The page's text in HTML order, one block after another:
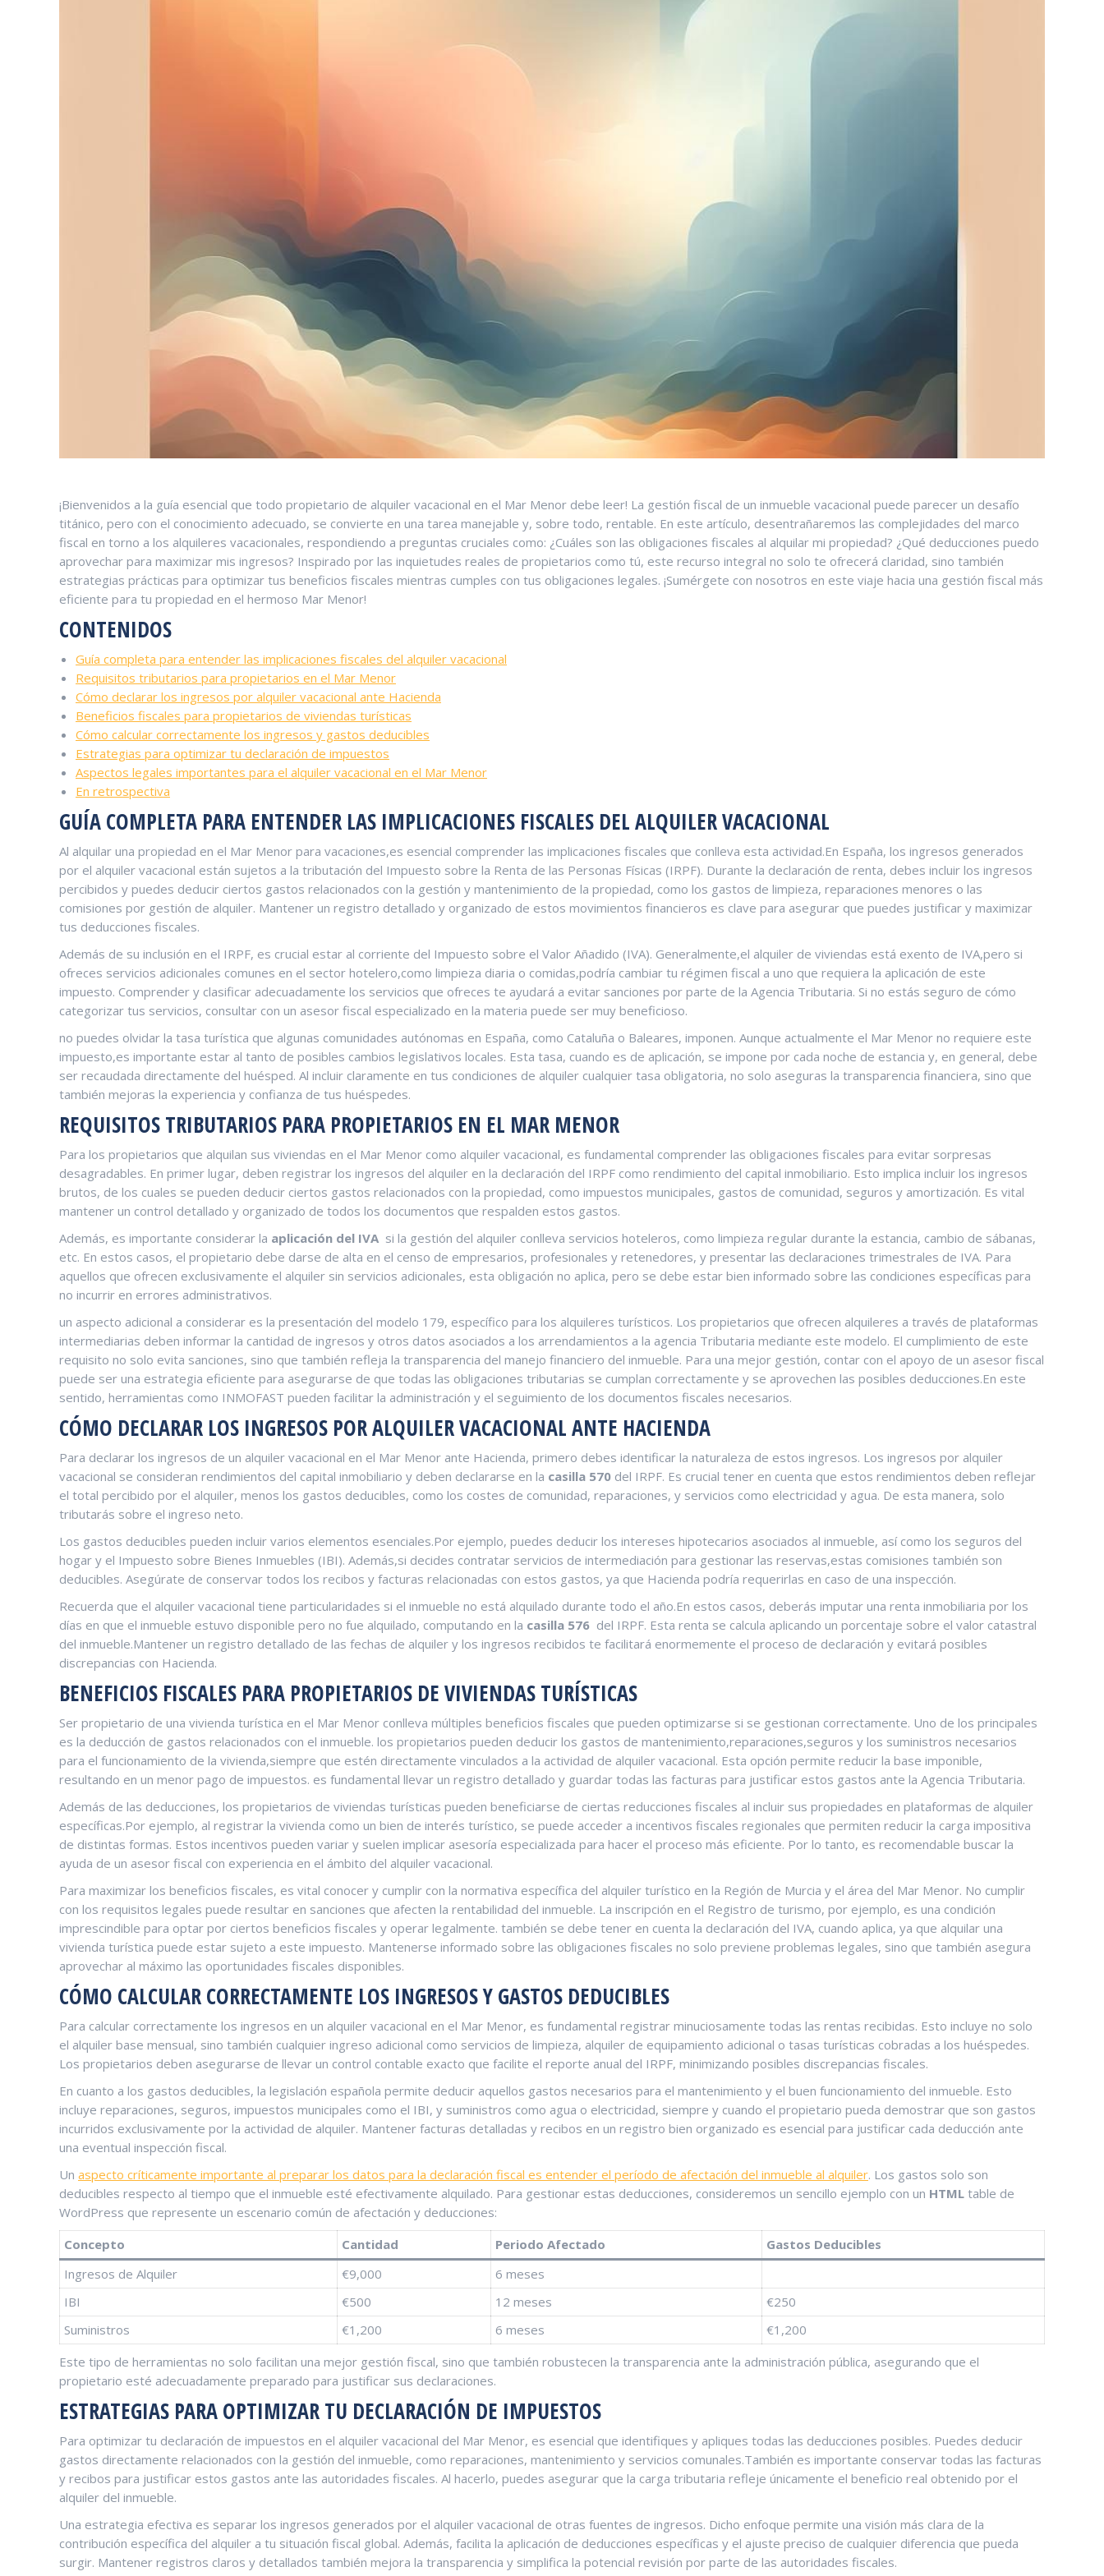
¡Bienvenidos a la guía⁤ esencial que todo propietario ‌de​ alquiler vacacional en el⁤ Mar Menor debe leer! La gestión fiscal de un inmueble vacacional puede parecer un desafío
titánico, pero con el conocimiento adecuado, se convierte en una tarea⁢ manejable⁤ y, sobre todo, rentable. En este ‍artículo, desentrañaremos las complejidades del marco
fiscal en torno ‌a ​los‍ alquileres vacacionales, respondiendo a preguntas cruciales como: ¿Cuáles son las obligaciones fiscales al alquilar mi⁣ propiedad?​ ¿Qué deducciones puedo
aprovechar para maximizar mis ingresos?⁤ Inspirado por las inquietudes reales⁢ de propietarios como tú, este⁢ recurso integral no solo te ofrecerá claridad, sino también⁤
estrategias⁤ prácticas para optimizar tus beneficios fiscales mientras cumples con tus obligaciones legales. ¡Sumérgete con nosotros en⁢ este ⁤viaje hacia una gestión ​fiscal más​
eficiente para tu propiedad en el hermoso Mar Menor!
CONTENIDOS
Guía​ completa para entender las implicaciones fiscales del alquiler⁢ vacacional
Requisitos tributarios para propietarios en el ⁢Mar Menor
Cómo declarar los ingresos ⁢por alquiler vacacional ante Hacienda
Beneficios fiscales⁢ para propietarios de viviendas turísticas
Cómo calcular⁢ correctamente los ⁣ingresos y gastos deducibles
Estrategias para ⁤optimizar tu declaración de impuestos
Aspectos legales importantes para el alquiler vacacional en ⁤el Mar Menor
En retrospectiva
GUÍA COMPLETA ⁣PARA ENTENDER LAS IMPLICACIONES FISCALES DEL ALQUILER VACACIONAL
Al alquilar una propiedad en el Mar Menor para vacaciones,es ‍esencial ​comprender las implicaciones fiscales que conlleva ⁢esta actividad.En España, los ingresos generados
por el alquiler vacacional ⁢están sujetos a la tributación del Impuesto ​sobre la Renta de las Personas Físicas (IRPF). Durante la declaración de renta, debes incluir los ingresos
percibidos y puedes‌ deducir ciertos‌ gastos relacionados con la gestión y mantenimiento de ⁣la propiedad, como ​los gastos de limpieza, reparaciones menores o las
comisiones por gestión de‍ alquiler. Mantener un registro detallado y organizado de estos movimientos financieros es⁤ clave para asegurar que puedes⁣ justificar​ y maximizar
tus deducciones ​fiscales.
Además‍ de su inclusión en el IRPF, ‌es‌ crucial estar al corriente del Impuesto sobre el Valor Añadido (IVA). Generalmente,el alquiler‍ de viviendas está exento de IVA,pero si
‍ofreces ⁣servicios adicionales comunes ⁤en el sector⁤ hotelero,como limpieza diaria o comidas,podría cambiar tu régimen fiscal a uno que requiera la‌ aplicación de este
impuesto. Comprender ‍y clasificar adecuadamente los servicios que ofreces te ayudará a evitar ‍sanciones por ⁤parte de ⁤la Agencia⁤ Tributaria. Si no estás‍ seguro⁢ de cómo
categorizar tus servicios, consultar con⁣ un asesor fiscal especializado en la materia puede ser muy ​beneficioso.
no puedes olvidar la tasa turística que algunas comunidades ‌autónomas en España, ⁤como Cataluña o Baleares, imponen. Aunque‍ actualmente⁢ el Mar Menor no requiere este
impuesto,es importante estar⁤ al tanto de⁣ posibles cambios legislativos ⁢locales. Esta⁢ tasa, cuando es de aplicación, se impone por ​cada noche de estancia y, en general, debe
ser​ recaudada directamente del huésped. Al incluir claramente en tus ⁣condiciones de alquiler cualquier tasa obligatoria, no solo ⁣aseguras⁢ la transparencia financiera, sino que
también ‌mejoras la experiencia y confianza de tus‌ huéspedes.
REQUISITOS TRIBUTARIOS ‍PARA ⁢PROPIETARIOS EN EL MAR MENOR
Para los propietarios que alquilan sus viviendas ​en el⁤ Mar Menor⁣ como alquiler vacacional, es fundamental comprender las ⁤obligaciones fiscales para evitar ​sorpresas
desagradables. En primer ⁢lugar, deben‍ registrar los ingresos del alquiler en la declaración del IRPF ​como rendimiento del capital inmobiliario. Esto implica incluir los ingresos
brutos, de los cuales se pueden deducir ciertos gastos relacionados con la ‌propiedad, como impuestos municipales, gastos de ​comunidad, seguros y​ amortización. Es vital
mantener un control ⁣detallado y organizado de todos los documentos que respalden ‍estos gastos.
Además, es importante considerar la aplicación​ del ⁢IVA ‌ si la gestión del alquiler conlleva servicios hoteleros, como limpieza regular durante ⁣la estancia, cambio de sábanas,
etc. En estos casos, el propietario‍ debe darse de⁢ alta en el censo de empresarios, profesionales y retenedores, y presentar las declaraciones trimestrales de ‍IVA.‌ Para
aquellos​ que ofrecen exclusivamente el alquiler sin ‍servicios adicionales, ‍esta obligación no aplica, pero se ‍debe estar bien informado sobre las condiciones específicas ⁤para
⁢no​ incurrir en‌ errores administrativos.
un aspecto adicional a considerar es la presentación del modelo 179, específico para los alquileres turísticos. ⁢Los propietarios que ofrecen alquileres a través de plataformas
intermediarias deben informar la cantidad de ingresos y​ otros ⁣datos asociados a los arrendamientos‌ a la agencia Tributaria mediante este ⁤modelo. El cumplimiento⁣ de este
requisito no‌ solo evita sanciones, sino que también refleja ‍la transparencia del manejo financiero del inmueble. ‍Para una mejor gestión, contar con el apoyo⁢ de⁤ un asesor fiscal
puede ser‍ una estrategia eficiente para asegurarse de que todas las ‌obligaciones tributarias se cumplan correctamente y se aprovechen las posibles⁤ deducciones.En este
‍sentido, herramientas como INMOFAST pueden facilitar la ‍administración y el seguimiento de los documentos fiscales necesarios.
CÓMO‌ DECLARAR LOS INGRESOS POR ⁢ALQUILER VACACIONAL ANTE HACIENDA
Para declarar los ingresos⁢ de un alquiler vacacional en el Mar Menor ante ⁤Hacienda, primero ‌debes identificar la naturaleza de ⁤estos ingresos. Los ingresos‌ por alquiler
⁤vacacional se consideran ‌rendimientos del capital⁤ inmobiliario y deben declararse en la casilla 570 del IRPF. Es crucial ‍tener en cuenta que‌ estos rendimientos deben reflejar
el total percibido por el alquiler, menos los gastos deducibles, como los costes de comunidad, reparaciones, y servicios como electricidad y agua. De esta ⁢manera, solo
tributarás sobre el ingreso neto.
Los ‌gastos ⁤deducibles pueden incluir varios elementos esenciales.Por ejemplo,‍ puedes deducir los intereses ​hipotecarios asociados al inmueble, así como los seguros del
hogar y⁢ el Impuesto sobre Bienes Inmuebles (IBI). Además,si decides contratar ⁣servicios de intermediación para ​gestionar las reservas,estas comisiones también⁢ son
deducibles. Asegúrate de⁤ conservar todos los recibos y facturas relacionadas ⁢con estos gastos, ya que Hacienda podría requerirlas en caso⁣ de una inspección.
Recuerda que el alquiler⁣ vacacional⁤ tiene‌ particularidades si​ el inmueble no está alquilado durante todo ⁣el año.En estos casos, deberás imputar una‍ renta inmobiliaria por los
días en que el ‌inmueble⁤ estuvo disponible‌ pero no fue alquilado, computando en la casilla⁢ 576 ‌ del IRPF. Esta renta se ⁢calcula aplicando un porcentaje sobre el ​valor catastral
del inmueble.Mantener un registro detallado de las fechas de alquiler y los ingresos‍ recibidos te facilitará enormemente el proceso de declaración y evitará posibles
discrepancias con Hacienda.
BENEFICIOS FISCALES PARA⁢ PROPIETARIOS DE VIVIENDAS TURÍSTICAS
Ser propietario de​ una vivienda turística en el Mar Menor conlleva múltiples beneficios ‌fiscales que pueden optimizarse⁣ si se ‌gestionan correctamente. Uno de los principales
es la⁢ deducción de gastos relacionados con el⁢ inmueble. los propietarios​ pueden deducir los gastos⁤ de⁤ mantenimiento,reparaciones,seguros ⁢y los suministros necesarios
para el ⁤funcionamiento de la vivienda,siempre que estén directamente ​vinculados a la ⁢actividad de ‍alquiler vacacional. Esta opción permite reducir la base imponible,
resultando en un menor pago de impuestos. es fundamental llevar un⁣ registro detallado y guardar todas ‌las facturas para justificar estos gastos ante ⁤la Agencia Tributaria.
Además de las deducciones,‌ los propietarios de viviendas turísticas pueden beneficiarse de ciertas reducciones fiscales al incluir sus propiedades en‌ plataformas de alquiler
específicas.Por ejemplo, al registrar ​la ​vivienda como un‍ bien de interés turístico, se puede acceder a incentivos‍ fiscales regionales que permiten reducir la carga impositiva
de distintas formas. Estos ‍incentivos pueden variar y suelen implicar ⁤asesoría especializada‍ para ⁣hacer ⁢el proceso más eficiente. Por lo tanto, es recomendable buscar ​la
ayuda de ⁣un asesor⁢ fiscal con ⁢experiencia en el ámbito del alquiler vacacional.
Para maximizar los beneficios ⁢fiscales, es vital conocer⁣ y cumplir⁣ con la normativa específica del alquiler turístico en la Región de Murcia​ y el área del Mar Menor. ⁤No ‌cumplir
con los requisitos​ legales​ puede resultar ‌en sanciones ​que afecten la rentabilidad del⁢ inmueble. La inscripción en el ​Registro de turismo, por ejemplo, es una ⁣condición
imprescindible para optar por ciertos beneficios ⁢fiscales y operar legalmente.⁣ también se debe tener en cuenta la declaración del IVA, cuando aplica, ya que alquilar‌ una
vivienda turística puede estar sujeto a este impuesto.​ Mantenerse informado sobre ‍las obligaciones fiscales ⁣no solo previene problemas legales, sino que también ⁢asegura
aprovechar al máximo las oportunidades fiscales disponibles.
CÓMO CALCULAR CORRECTAMENTE LOS INGRESOS Y GASTOS​ DEDUCIBLES
Para calcular correctamente los ingresos en un alquiler‍ vacacional en el Mar Menor, es fundamental registrar minuciosamente todas⁣ las rentas recibidas. Esto incluye no solo
el alquiler base mensual,⁢ sino ‍también cualquier ingreso adicional como servicios de limpieza, alquiler​ de equipamiento adicional o tasas turísticas cobradas a los huéspedes.
Los propietarios deben asegurarse de llevar un control contable exacto que ⁤facilite el reporte ‍anual del IRPF, minimizando posibles discrepancias​ fiscales.
En cuanto a los gastos deducibles, la‌ legislación española permite deducir aquellos gastos⁢ necesarios para el mantenimiento y el buen funcionamiento del inmueble. Esto
incluye reparaciones, ‍seguros,‍ impuestos municipales⁢ como el IBI, ⁤y suministros como agua o ‍electricidad, siempre y⁣ cuando el propietario pueda demostrar ⁣que ⁤son gastos
incurridos exclusivamente por la actividad‌ de alquiler. Mantener facturas detalladas y recibos en ⁤un registro bien organizado es esencial ​para justificar cada deducción ante
una eventual inspección‍ fiscal.
Un⁢ aspecto críticamente importante ⁢al preparar ‍los datos para la declaración fiscal es ‌entender el‌ período de afectación del inmueble al alquiler.‌ Los gastos solo son
deducibles respecto al tiempo que el ⁣inmueble esté efectivamente alquilado. Para ​gestionar estas deducciones, consideremos un sencillo ejemplo⁣ con un HTML table de
WordPress ⁤que ⁤represente un escenario común de afectación y‍ deducciones:
Concepto
Cantidad Periodo Afectado
Gastos Deducibles
Ingresos de Alquiler
€9,000
6 meses
IBI
€500 12 meses
€250
Suministros
€1,200 6 ‍meses
€1,200
Este tipo ‌de herramientas no solo facilitan una mejor gestión fiscal, ‌sino que también robustecen la⁣ transparencia ante la administración pública, asegurando que el
propietario esté adecuadamente preparado para ‌justificar sus declaraciones.‍
ESTRATEGIAS PARA OPTIMIZAR TU DECLARACIÓN DE IMPUESTOS
Para optimizar tu ‍declaración de impuestos en el ‍alquiler vacacional del Mar Menor, es esencial que identifiques y apliques ‌todas las deducciones posibles.‌ Puedes deducir
gastos directamente relacionados con la gestión del inmueble, como reparaciones, mantenimiento y servicios comunales.También es importante ‍conservar todas ‍las facturas
y recibos para justificar estos gastos ante‍ las autoridades fiscales. Al ​hacerlo, puedes‍ asegurar que la carga tributaria refleje únicamente el beneficio ‌real obtenido por el
alquiler del inmueble.
Una estrategia efectiva es separar‍ los ingresos generados por el alquiler vacacional de otras ‍fuentes de ingresos. Dicho ⁣enfoque permite ⁢una visión⁢ más clara de la​
contribución específica del alquiler a tu situación fiscal ⁣global. ⁣Además,‍ facilita la aplicación de deducciones específicas y el ajuste preciso de cualquier ⁢diferencia que pueda
surgir. Mantener registros claros y ⁤detallados también mejora la transparencia y simplifica la potencial revisión por parte de⁣ las autoridades fiscales.